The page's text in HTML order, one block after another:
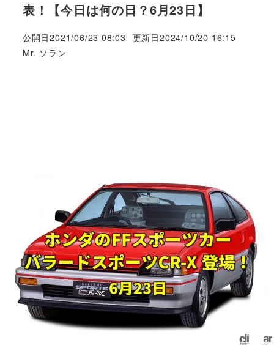
表！【今日は何の日？6月23日】
公開日2021/06/23 08:03 更新日2024/10/20 16:15
著
Mr. ソラン